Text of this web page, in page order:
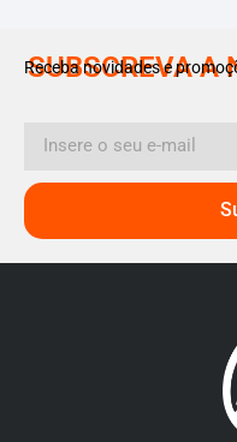
SUBSCREVA A
Receba novidades e